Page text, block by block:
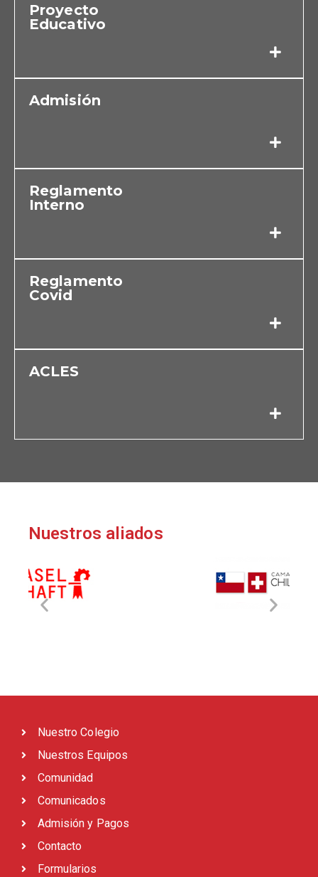
Proyecto
Educativo
Admisión
Reglamento
Interno
Reglamento
Covid
ACLES
Nuestros aliados
Nuestro Colegio
Nuestros Equipos
Comunidad
Comunicados
Admisión y Pagos
Contacto
Formularios